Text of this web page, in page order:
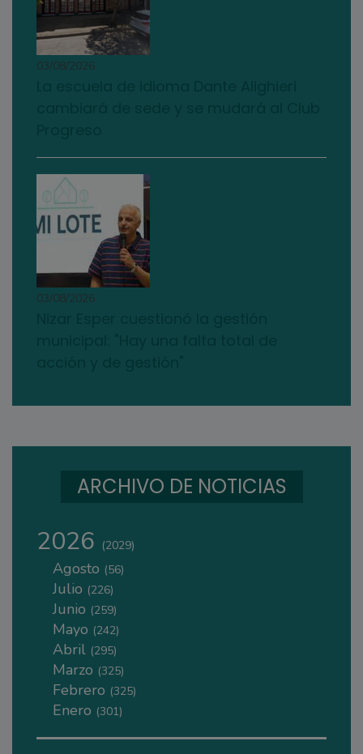
03/08/2026
03/08/2026
ARCHIVO DE NOTICIAS
2026 (2029)
Agosto (56)
Julio (226)
Junio (259)
Mayo (242)
Abril (295)
Marzo (325)
Febrero (325)
Enero (301)